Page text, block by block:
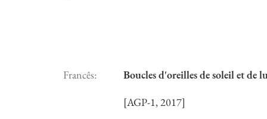
Francês:
Boucles d'oreilles de soleil et de
[AGP-1, 2017]